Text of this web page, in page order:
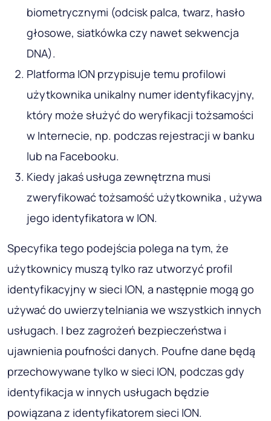
biometrycznymi (odcisk palca, twarz, hasło
głosowe, siatkówka czy nawet sekwencja
DNA).
Platforma ION przypisuje temu profilowi
użytkownika unikalny numer identyfikacyjny,
który może służyć do weryfikacji tożsamości
w Internecie, np. podczas rejestracji w banku
lub na Facebooku.
Kiedy jakaś usługa zewnętrzna musi
zweryfikować tożsamość użytkownika , używa
jego identyfikatora w ION.
Specyfika tego podejścia polega na tym, że
użytkownicy muszą tylko raz utworzyć profil
identyfikacyjny w sieci ION, a następnie mogą go
używać do uwierzytelniania we wszystkich innych
usługach. I bez zagrożeń bezpieczeństwa i
ujawnienia poufności danych. Poufne dane będą
przechowywane tylko w sieci ION, podczas gdy
identyfikacja w innych usługach będzie
powiązana z identyfikatorem sieci ION.